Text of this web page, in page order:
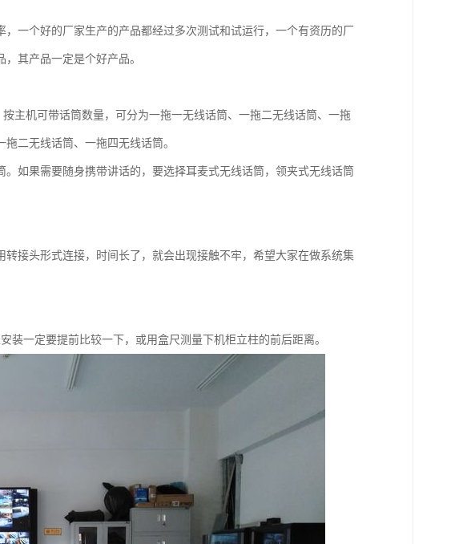
一个好的厂家生产的产品都经过多次测试和试运行，一个有资历的厂
其产品一定是个好产品。
主机可带话筒数量，可分为一拖一无线话筒、一拖二无线话筒、一拖
二无线话筒、一拖四无线话筒。
如果需要随身携带讲话的，要选择耳麦式无线话筒，领夹式无线话筒
接头形式连接，时间长了，就会出现接触不牢，希望大家在做系统集
装一定要提前比较一下，或用盒尺测量下机柜立柱的前后距离。